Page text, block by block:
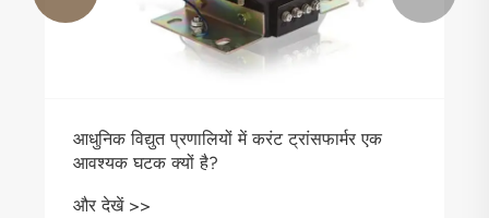
आधुनिक विद्युत प्रणालियों में करंट ट्रांसफार्मर एक
आवश्यक घटक क्यों है?
और देखें >>